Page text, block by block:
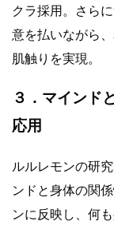
クラ採用。さら
意を払いながら
肌触りを実現。
３．マインド
応用
ルルレモンの研
ンドと身体の関
ンに反映し、何